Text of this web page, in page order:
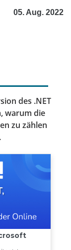
05. Aug. 2022
des .NET
warum die
zu zählen